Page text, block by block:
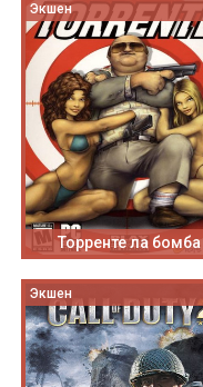
Экшен
Торренте ла бомба
Экшен